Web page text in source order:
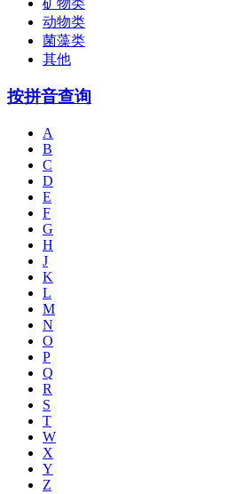
动物类
菌藻类
其他
按拼音查询
A
B
C
D
E
F
G
H
J
K
L
M
N
O
P
Q
R
S
T
W
X
Y
Z